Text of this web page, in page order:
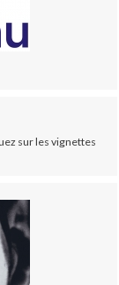
sur les vignettes